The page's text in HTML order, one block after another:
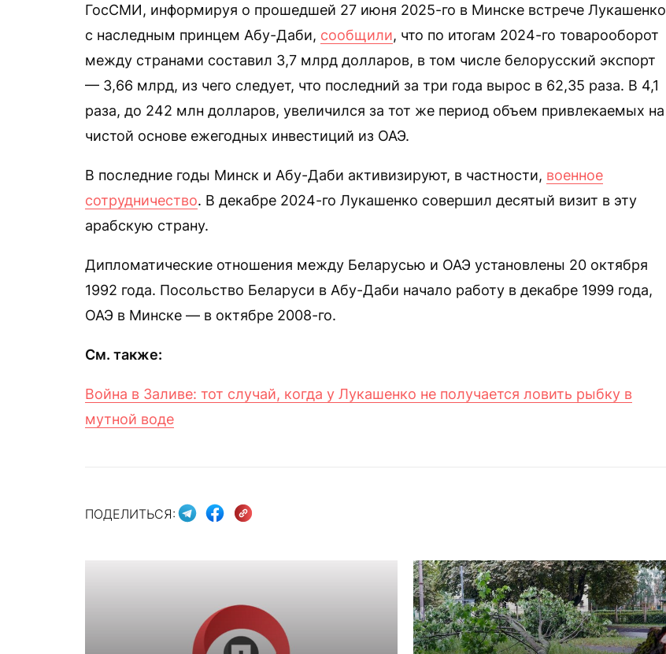
ГосСМИ, информируя о прошедшей 27 июня 2025-го в Минске встрече Лукашенко
с наследным принцем Абу-Даби, сообщили, что по итогам 2024-го товарооборот
между странами составил 3,7 млрд долларов, в том числе белорусский экспорт
— 3,66 млрд, из чего следует, что последний за три года вырос в 62,35 раза. В 4,1
раза, до 242 млн долларов, увеличился за тот же период объем привлекаемых на
чистой основе ежегодных инвестиций из ОАЭ.
В последние годы Минск и Абу-Даби активизируют, в частности, военное
сотрудничество. В декабре 2024-го Лукашенко совершил десятый визит в эту
арабскую страну.
Дипломатические отношения между Беларусью и ОАЭ установлены 20 октября
1992 года. Посольство Беларуси в Абу-Даби начало работу в декабре 1999 года,
ОАЭ в Минске — в октябре 2008-го.
См. также:
Война в Заливе: тот случай, когда у Лукашенко не получается ловить рыбку в
мутной воде
ПОДЕЛИТЬСЯ: